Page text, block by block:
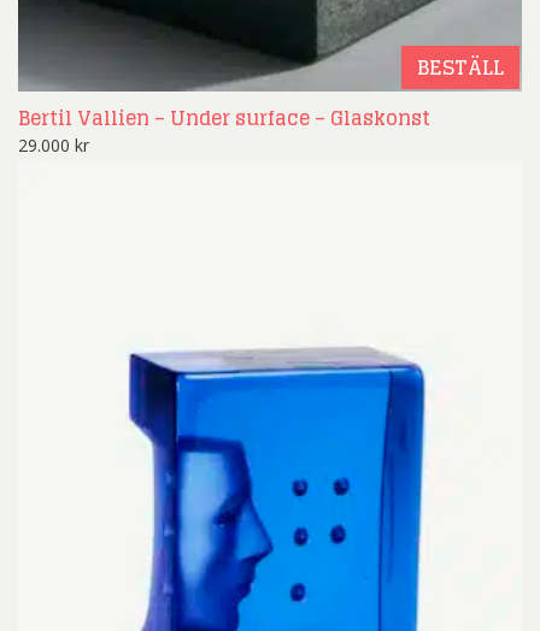
BESTÄLL
Bertil Vallien – Under surface – Glaskonst
29.000 kr